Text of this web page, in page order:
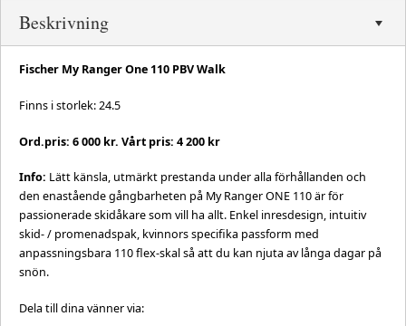
Beskrivning
Fischer My Ranger One 110 PBV Walk
Finns i storlek: 24.5
Ord.pris: 6 000 kr. Vårt pris: 4 200 kr
Info: Lätt känsla, utmärkt prestanda under alla förhållanden och
den enastående gångbarheten på My Ranger ONE 110 är för
passionerade skidåkare som vill ha allt. Enkel inresdesign, intuitiv
skid- / promenadspak, kvinnors specifika passform med
anpassningsbara 110 flex-skal så att du kan njuta av långa dagar på
snön.
Dela till dina vänner via: